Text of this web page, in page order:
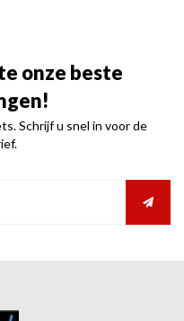
onze beste
Schrijf u snel in voor de